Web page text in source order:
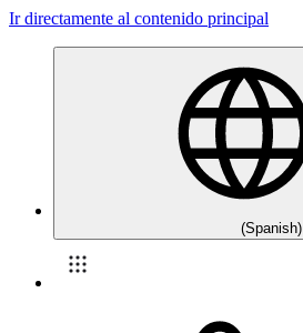
Ir directamente al contenido principal
(Spanish)